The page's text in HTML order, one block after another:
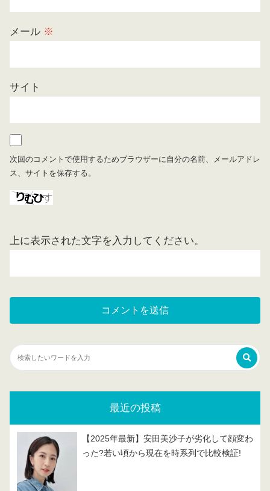
メール ※
サイト
次回のコメントで使用するためブラウザーに自分の名前、メールアドレ
ス、サイトを保存する。
上に表示された文字を入力してください。
最近の投稿
【2025年最新】安田美沙子が劣化して顔変わ
った?若い頃から現在を時系列で比較検証!